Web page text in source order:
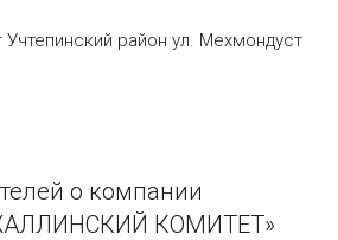
район ул. Мехмондуст
о компании
КОМИТЕТ»